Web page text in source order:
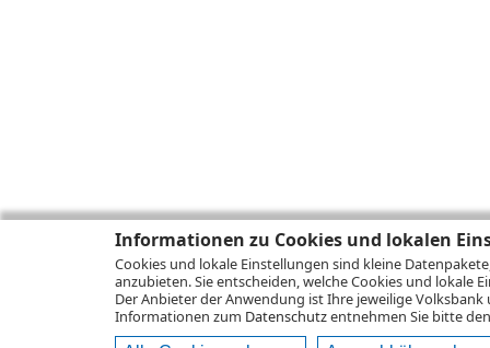
Informationen zu Cookies und lokalen
Cookies und lokale Einstellungen sind kleine
anzubieten. Sie entscheiden, welche Cookies und lokale
Der Anbieter der Anwendung ist Ihre jeweilige Volksbank
Informationen zum Datenschutzentnehmen Sie bitte